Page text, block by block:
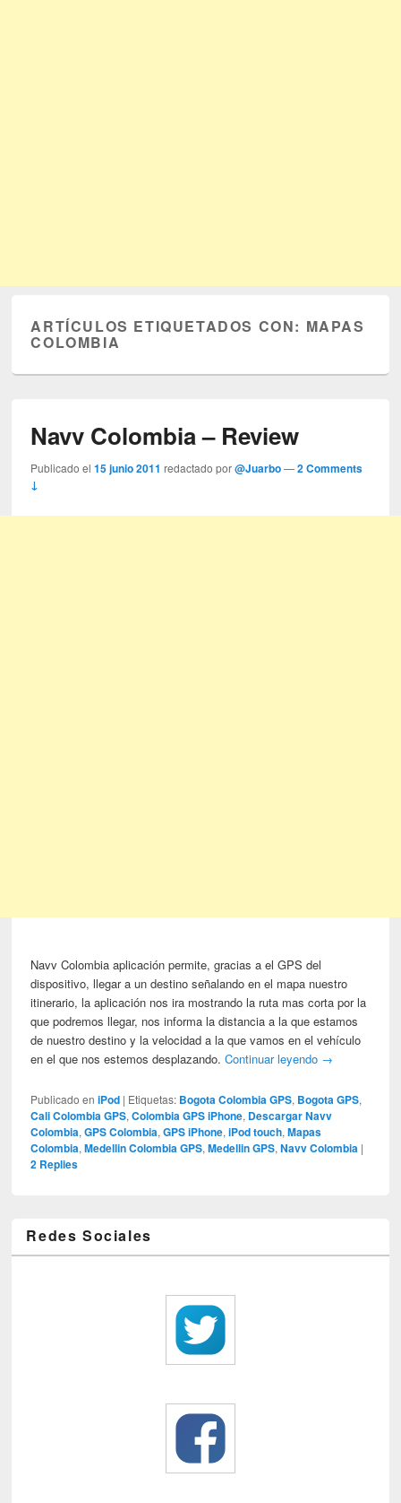
ARTÍCULOS ETIQUETADOS CON: MAPAS
COLOMBIA
Navv Colombia – Review
Publicado el15 junio 2011 redactado por@Juarbo —2 Comments
↓
Navv Colombia aplicación permite, gracias a el GPS del
dispositivo, llegar a un destino señalando en el mapa nuestro
itinerario, la aplicación nos ira mostrando la ruta mas corta por la
que podremos llegar, nos informa la distancia a la que estamos
de nuestro destino y la velocidad a la que vamos en el vehículo
en el que nos estemos desplazando.Continuar leyendo →
Publicado en iPod | Etiquetas: Bogota Colombia GPS, Bogota GPS,
Cali Colombia GPS,Colombia GPS iPhone, Descargar Navv
Colombia,GPS Colombia,GPS iPhone,iPod touch,Mapas
Colombia,Medellin Colombia GPS,Medellin GPS,Navv Colombia |
2 Replies
Redes Sociales